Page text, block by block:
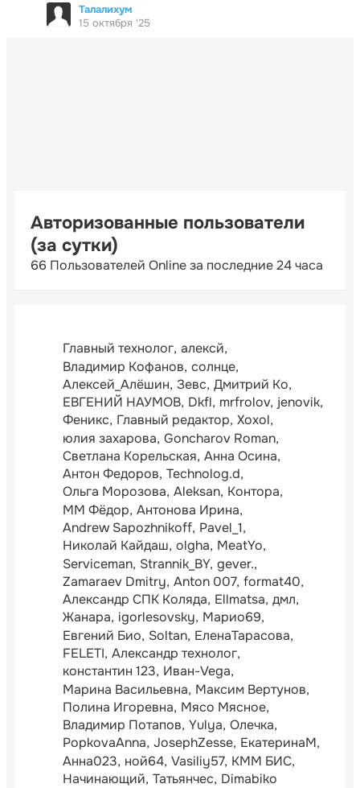
Талалихум
15 октября '25
Авторизованные пользователи
(за сутки)
66 Пользователей Online за последние 24 часа
Главный технолог алексй
Владимир Кофанов солнце
Алексей_Алёшин Зевс Дмитрий Ко
ЕВГЕНИЙ НАУМОВ Dkfl mrfrolov jenovik
Феникс Главный редактор Xoxol
юлия захарова Goncharov Roman
Светлана Корельская Анна Осина
Антон Федоров Technolog.d
Ольга Морозова Aleksan Контора
ММ Фёдор Антонова Ирина
Andrew Sapozhnikoff Pavel_1
Николай Кайдаш olgha MeatYo
Serviceman Strannik_BY gever.
Zamaraev Dmitry Anton 007 format40
Александр СПК Коляда Ellmatsa дмл
Жанара igorlesovsky Марио69
Евгений Био Soltan ЕленаТарасова
FELETI Александр технолог
константин 123 Иван-Vega
Марина Васильевна Максим Вертунов
Полина Игоревна Мясо Мясное
Владимир Потапов Yulya Олечка
PopkovaAnna JosephZesse ЕкатеринаМ
Анна023 ной64 Vasiliy57 КММ БИС
Начинающий Татьянчес Dimabiko